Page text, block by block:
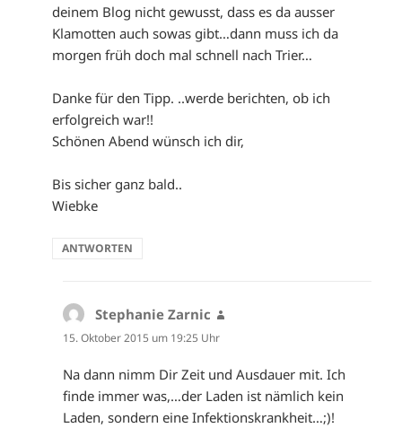
deinem Blog nicht gewusst, dass es da ausser
Klamotten auch sowas gibt…dann muss ich da
morgen früh doch mal schnell nach Trier…
Danke für den Tipp. ..werde berichten, ob ich
erfolgreich war!!
Schönen Abend wünsch ich dir,
Bis sicher ganz bald..
Wiebke
ANTWORTEN
Stephanie Zarnic
15. Oktober 2015 um 19:25 Uhr
Na dann nimm Dir Zeit und Ausdauer mit. Ich
finde immer was,…der Laden ist nämlich kein
Laden, sondern eine Infektionskrankheit…;)!